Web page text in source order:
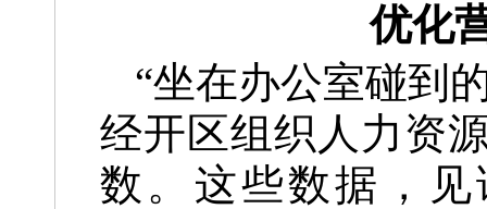
优化
“坐在办公室碰到
经开区组织人力资
数。这些数据，